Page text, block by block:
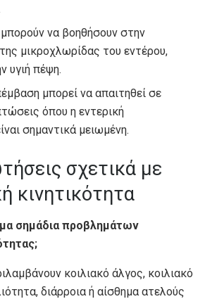
να βοηθήσουν στην
μικροχλωρίδας του εντέρου,
υγιή πέψη.
μπορεί να απαιτηθεί σε
όπου η εντερική
σημαντικά μειωμένη.
σχετικά με
κινητικότητα
σημάδια προβλημάτων
κοιλιακό άλγος, κοιλιακό
διάρροια ή αίσθημα ατελούς